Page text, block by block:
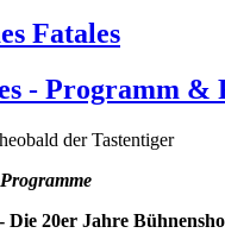
Fatales
- Programm &
Die 20er Jahre